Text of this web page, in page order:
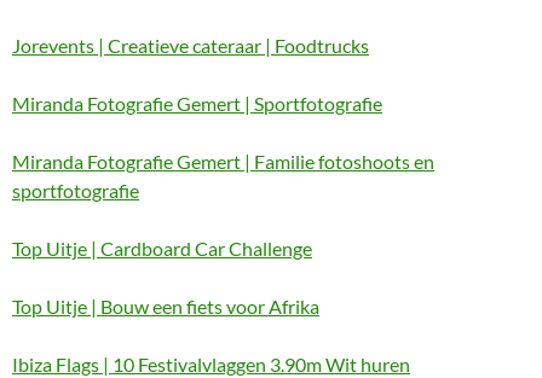
Jorevents | Creatieve cateraar | Foodtrucks
Miranda Fotografie Gemert | Sportfotografie
Miranda Fotografie Gemert | Familie fotoshoots en
sportfotografie
Top Uitje | Cardboard Car Challenge
Top Uitje | Bouw een fiets voor Afrika
Ibiza Flags | 10 Festivalvlaggen 3.90m Wit huren